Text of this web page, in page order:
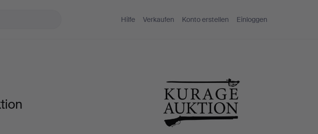
Hilfe Verkaufen Konto erstellen Einloggen